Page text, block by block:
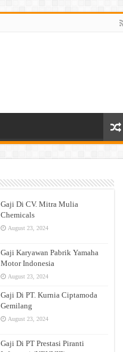
Gaji Di CV. Mitra Mulia
Chemicals
August 23, 2024
Gaji Karyawan Pabrik Yamaha
Motor Indonesia
August 23, 2024
Gaji Di PT. Kurnia Ciptamoda
Gemilang
August 23, 2024
Gaji Di PT Prestasi Piranti